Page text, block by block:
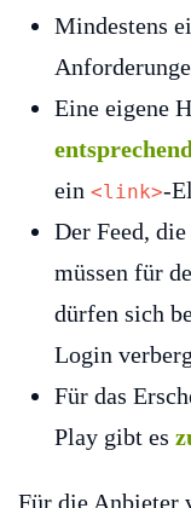
Mindestens
Eine eigene
ein <link>-
Der Feed,
müssen für
dürfen sich
Login
Für das
Play gibt es
Für die Anbieter